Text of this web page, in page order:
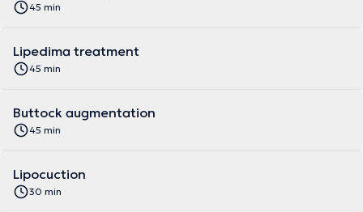
45 min
Lipedima treatment
45 min
Buttock augmentation
45 min
Lipocuction
30 min